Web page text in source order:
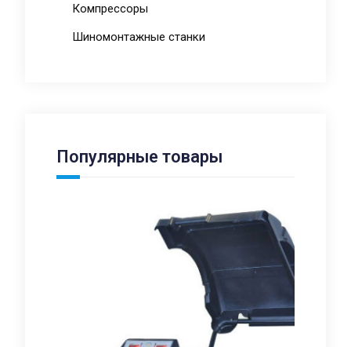
Компрессоры
Шиномонтажные станки
Популярные товары